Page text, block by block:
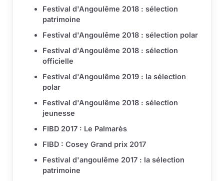
Festival d'Angoulême 2018 : sélection
patrimoine
Festival d'Angoulême 2018 : sélection polar
Festival d'Angoulême 2018 : sélection
officielle
Festival d'Angoulême 2019 : la sélection
polar
Festival d'Angoulême 2018 : sélection
jeunesse
FIBD 2017 : Le Palmarès
FIBD : Cosey Grand prix 2017
Festival d'angoulême 2017 : la sélection
patrimoine